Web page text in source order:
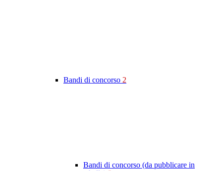
Bandi di concorso 2
Bandi di concorso (da pubblicare in